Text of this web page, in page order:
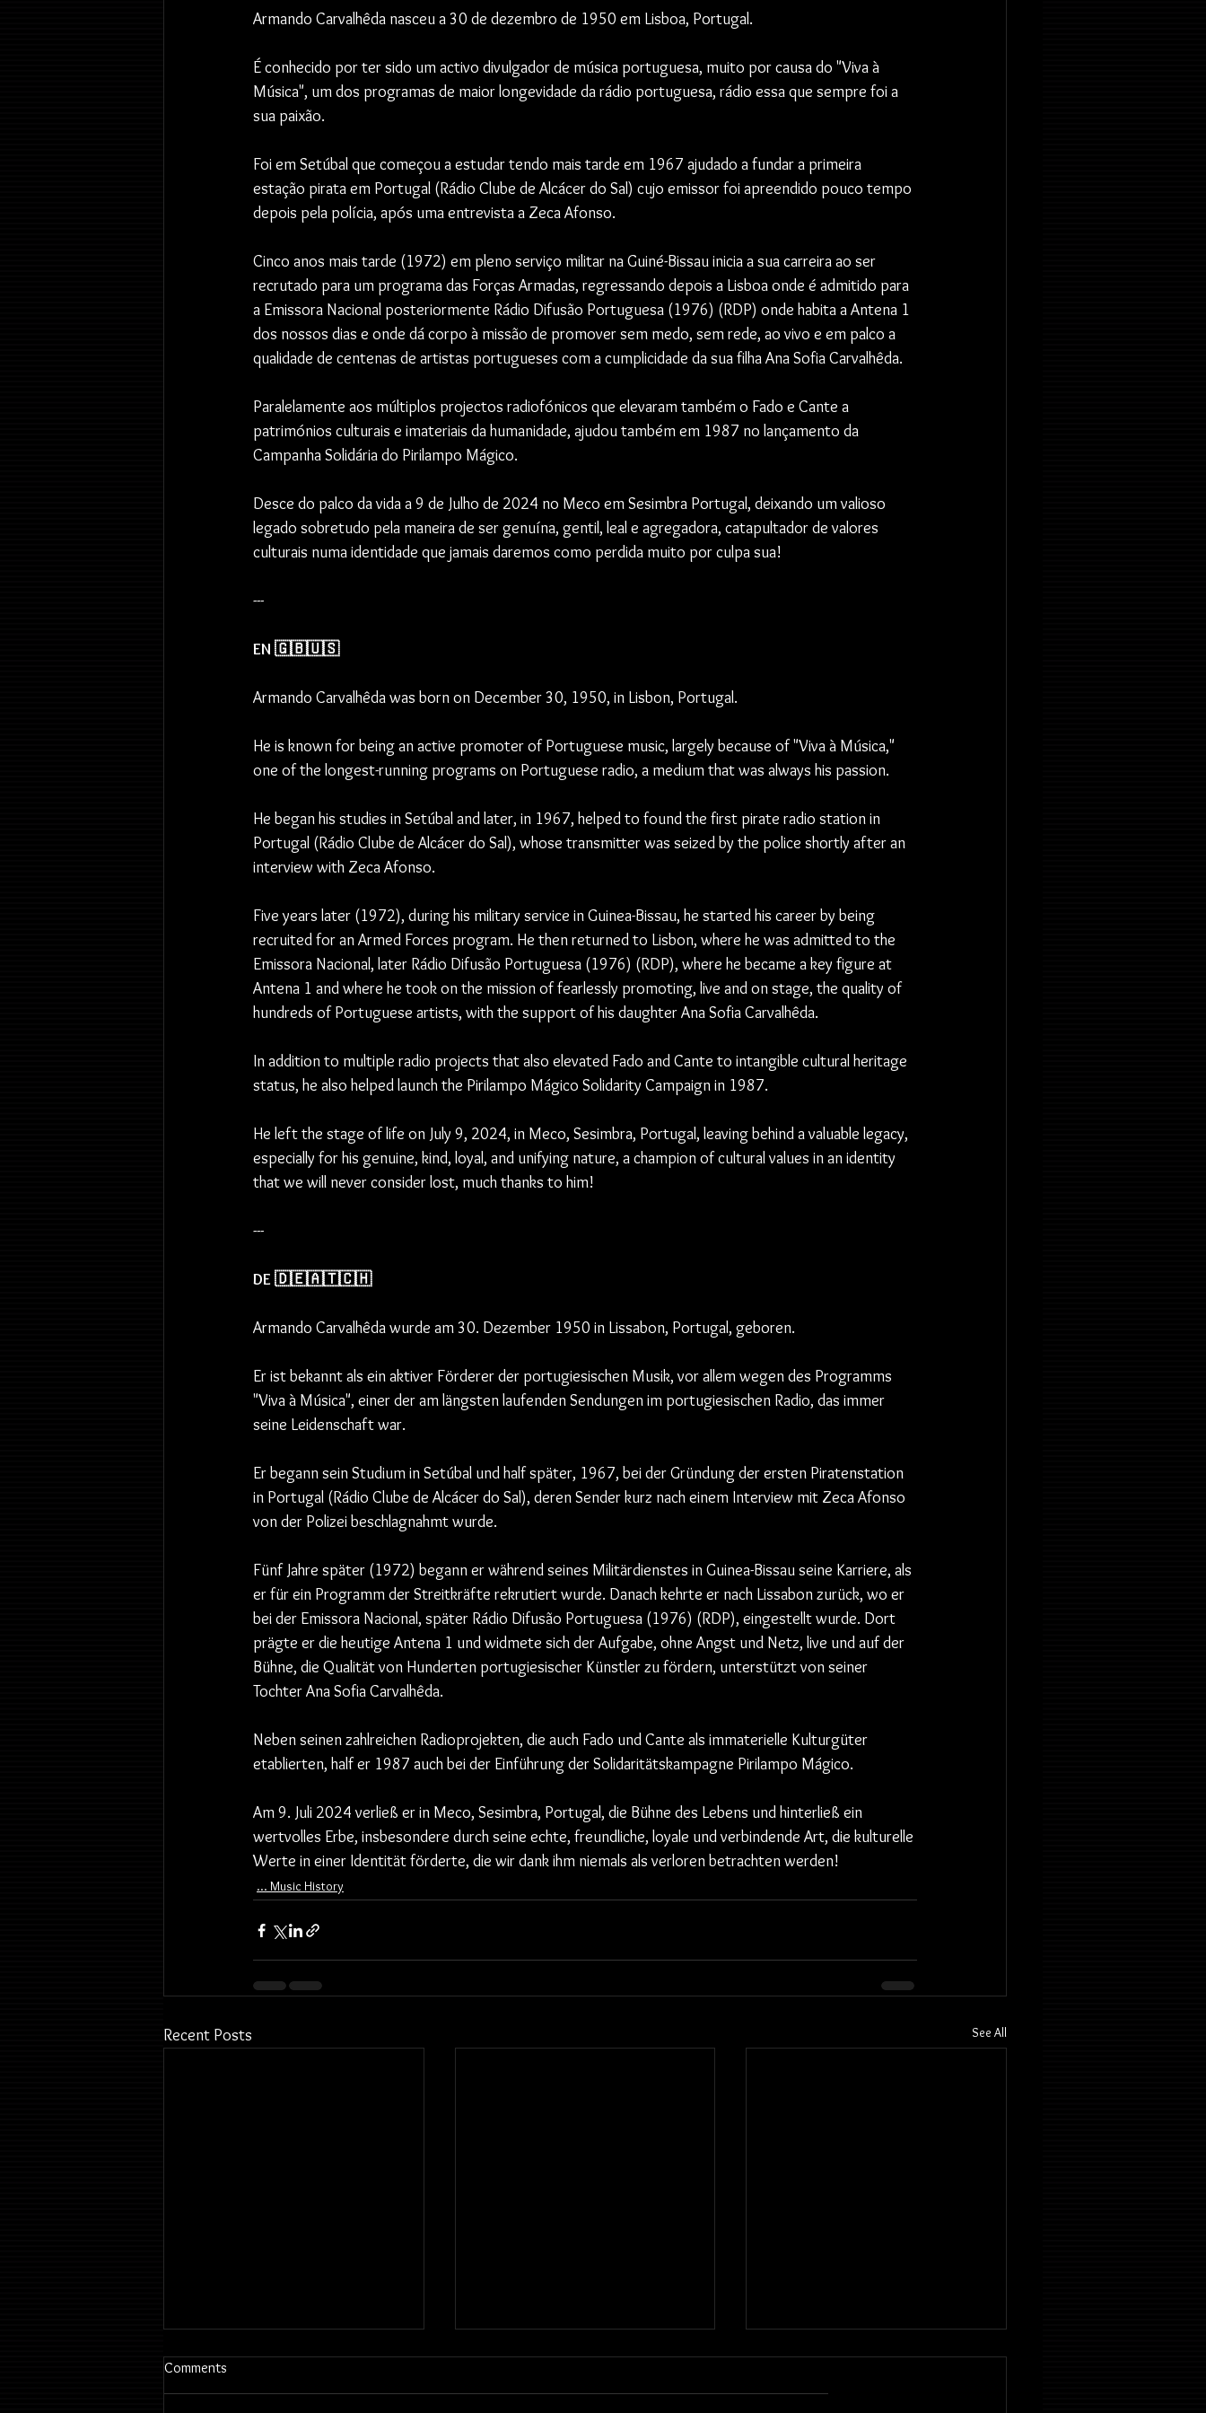
Armando Carvalhêda nasceu a 30 de dezembro de 1950 em Lisboa, Portugal.
É conhecido por ter sido um activo divulgador de música portuguesa, muito por causa do "Viva à
Música", um dos programas de maior longevidade da rádio portuguesa, rádio essa que sempre foi a
sua paixão.
Foi em Setúbal que começou a estudar tendo mais tarde em 1967 ajudado a fundar a primeira
estação pirata em Portugal (Rádio Clube de Alcácer do Sal) cujo emissor foi apreendido pouco tempo
depois pela polícia, após uma entrevista a Zeca Afonso.
Cinco anos mais tarde (1972) em pleno serviço militar na Guiné-Bissau inicia a sua carreira ao ser
recrutado para um programa das Forças Armadas, regressando depois a Lisboa onde é admitido para
a Emissora Nacional posteriormente Rádio Difusão Portuguesa (1976) (RDP) onde habita a Antena 1
dos nossos dias e onde dá corpo à missão de promover sem medo, sem rede, ao vivo e em palco a
qualidade de centenas de artistas portugueses com a cumplicidade da sua filha Ana Sofia Carvalhêda.
Paralelamente aos múltiplos projectos radiofónicos que elevaram também o Fado e Cante a
patrimónios culturais e imateriais da humanidade, ajudou também em 1987 no lançamento da
Campanha Solidária do Pirilampo Mágico.
Desce do palco da vida a 9 de Julho de 2024 no Meco em Sesimbra Portugal, deixando um valioso
legado sobretudo pela maneira de ser genuína, gentil, leal e agregadora, catapultador de valores
culturais numa identidade que jamais daremos como perdida muito por culpa sua!
---
EN 🇬🇧🇺🇸
Armando Carvalhêda was born on December 30, 1950, in Lisbon, Portugal.
He is known for being an active promoter of Portuguese music, largely because of "Viva à Música,"
one of the longest-running programs on Portuguese radio, a medium that was always his passion.
He began his studies in Setúbal and later, in 1967, helped to found the first pirate radio station in
Portugal (Rádio Clube de Alcácer do Sal), whose transmitter was seized by the police shortly after an
interview with Zeca Afonso.
Five years later (1972), during his military service in Guinea-Bissau, he started his career by being
recruited for an Armed Forces program. He then returned to Lisbon, where he was admitted to the
Emissora Nacional, later Rádio Difusão Portuguesa (1976) (RDP), where he became a key figure at
Antena 1 and where he took on the mission of fearlessly promoting, live and on stage, the quality of
hundreds of Portuguese artists, with the support of his daughter Ana Sofia Carvalhêda.
In addition to multiple radio projects that also elevated Fado and Cante to intangible cultural heritage
status, he also helped launch the Pirilampo Mágico Solidarity Campaign in 1987.
He left the stage of life on July 9, 2024, in Meco, Sesimbra, Portugal, leaving behind a valuable legacy,
especially for his genuine, kind, loyal, and unifying nature, a champion of cultural values in an identity
that we will never consider lost, much thanks to him!
---
DE 🇩🇪🇦🇹🇨🇭
Armando Carvalhêda wurde am 30. Dezember 1950 in Lissabon, Portugal, geboren.
Er ist bekannt als ein aktiver Förderer der portugiesischen Musik, vor allem wegen des Programms
"Viva à Música", einer der am längsten laufenden Sendungen im portugiesischen Radio, das immer
seine Leidenschaft war.
Er begann sein Studium in Setúbal und half später, 1967, bei der Gründung der ersten Piratenstation
in Portugal (Rádio Clube de Alcácer do Sal), deren Sender kurz nach einem Interview mit Zeca Afonso
von der Polizei beschlagnahmt wurde.
Fünf Jahre später (1972) begann er während seines Militärdienstes in Guinea-Bissau seine Karriere, als
er für ein Programm der Streitkräfte rekrutiert wurde. Danach kehrte er nach Lissabon zurück, wo er
bei der Emissora Nacional, später Rádio Difusão Portuguesa (1976) (RDP), eingestellt wurde. Dort
prägte er die heutige Antena 1 und widmete sich der Aufgabe, ohne Angst und Netz, live und auf der
Bühne, die Qualität von Hunderten portugiesischer Künstler zu fördern, unterstützt von seiner
Tochter Ana Sofia Carvalhêda.
Neben seinen zahlreichen Radioprojekten, die auch Fado und Cante als immaterielle Kulturgüter
etablierten, half er 1987 auch bei der Einführung der Solidaritätskampagne Pirilampo Mágico.
Am 9. Juli 2024 verließ er in Meco, Sesimbra, Portugal, die Bühne des Lebens und hinterließ ein
wertvolles Erbe, insbesondere durch seine echte, freundliche, loyale und verbindende Art, die kulturelle
Werte in einer Identität förderte, die wir dank ihm niemals als verloren betrachten werden!
... Music History
Recent Posts See All
Comments